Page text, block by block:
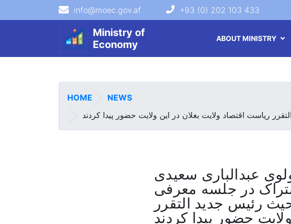
Ministry of
Economy
info@moec.gov.af +93 (0) 202 103 433
navigation menu ABOUT MINISTRY
HOME NEWS
عبدالباری سعیدی
در جلسه معرفی
رئیس جدید التقرر